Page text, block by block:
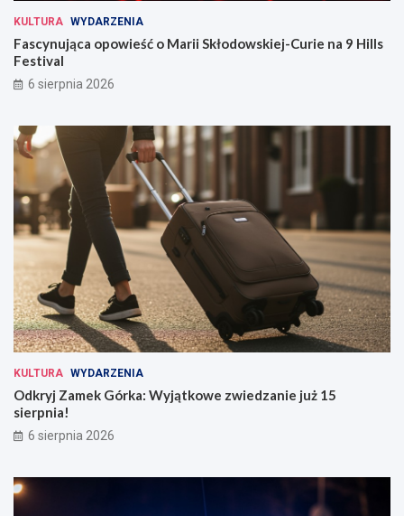
KULTURA WYDARZENIA
Fascynująca opowieść o Marii Skłodowskiej-Curie na 9 Hills
Festival
6 sierpnia 2026
KULTURA WYDARZENIA
Odkryj Zamek Górka: Wyjątkowe zwiedzanie już 15
sierpnia!
6 sierpnia 2026